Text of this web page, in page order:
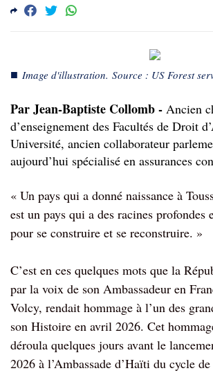
■ Image d'illustration. Source : US Forest
Par Jean-Baptiste Collomb - Ancien
d’enseignement des Facultés de Droit
Université, ancien collaborateur
aujourd’hui spécialisé en assurances
« Un pays qui a donné naissance à
est un pays qui a des racines profondes
pour se construire et se reconstruire. »
C’est en ces quelques mots que la
par la voix de son Ambassadeur en
Volcy, rendait hommage à l’un des
son Histoire en avril 2026. Cet
déroula quelques jours avant le
2026 à l’Ambassade d’Haïti du cycle